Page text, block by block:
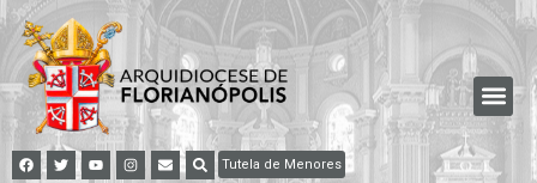
Tutela de Menores